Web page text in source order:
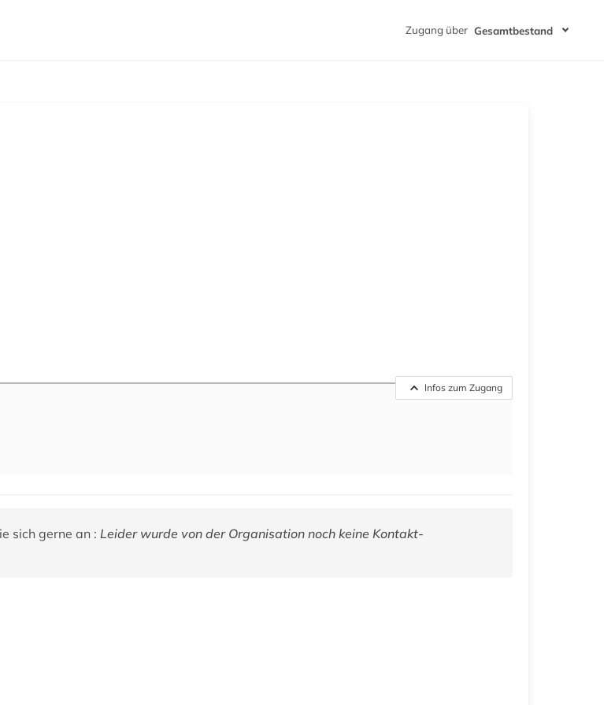
Zugang über Gesamtbestand
Infos zum Zugang
sich gerne an : Leider wurde von der Organisation noch keine Kontakt-